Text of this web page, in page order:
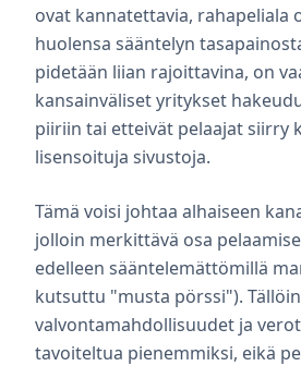
ovat kannatettavia, rahapeliala
huolensa sääntelyn
pidetään liian rajoittavina, on
kansainväliset yritykset
piiriin tai etteivät pelaajat siirry
lisensoituja sivustoja.
Tämä voisi johtaa alhaiseen
jolloin merkittävä osa
edelleen sääntelemättömillä
kutsuttu "musta pörssi").
valvontamahdollisuudet ja
tavoiteltua pienemmiksi, eikä